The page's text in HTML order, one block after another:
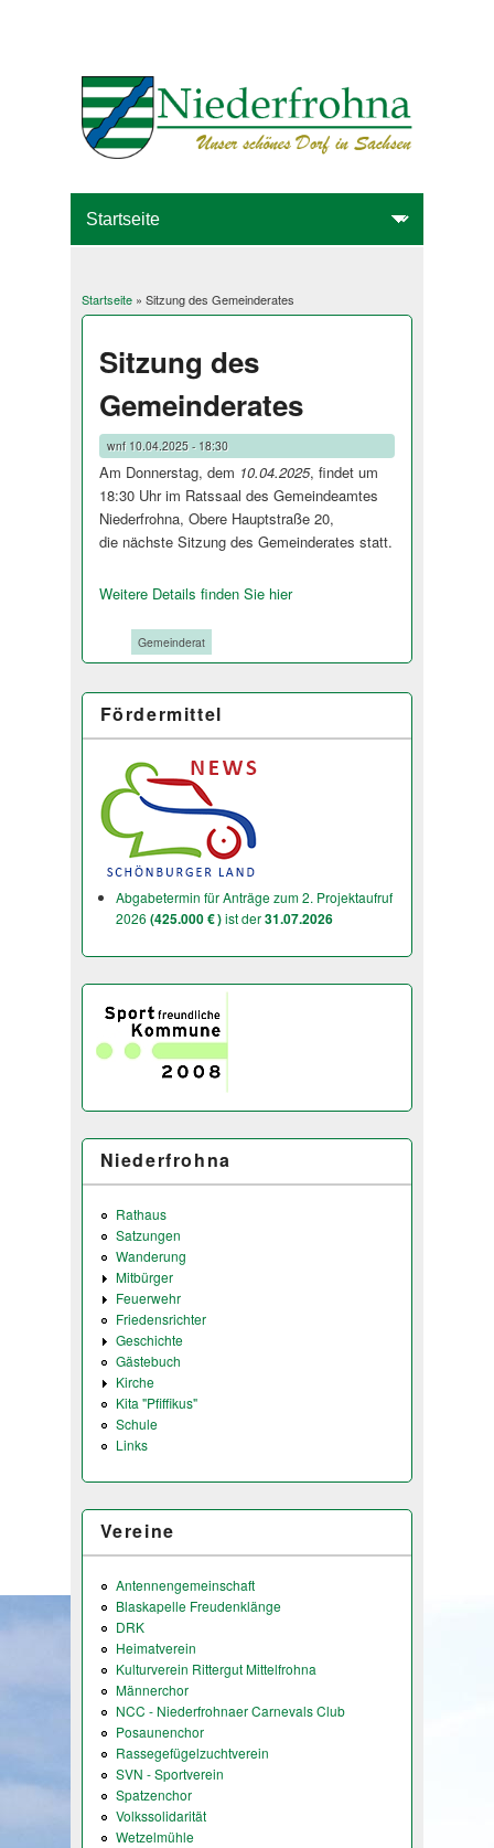
Sie sind hier
Startseite» Sitzung des Gemeinderates
Sitzung des
Gemeinderates
wnf10.04.2025 - 18:30
Am Donnerstag, dem 10.04.2025, findet um
18:30 Uhr im Ratssaal des Gemeindeamtes
Niederfrohna, Obere Hauptstraße 20,
die nächste Sitzung des Gemeinderates stat­t.
Weitere Details finden Sie hier
Gemeinderat
Fördermittel
Abgabetermin für Anträge zum 2. Projektaufruf
2026 (425.000 € )ist der31.07.2026
Niederfrohna
Rathaus
Satzungen
Wanderung
Mitbürger
Feuerwehr
Friedensrichter
Geschichte
Gästebuch
Kirche
Kita "Pfiffikus"
Schule
Links
Vereine
Antennengemeinschaft
Blaskapelle Freudenklänge
DRK
Heimatverein
Kulturverein Rittergut Mittelfrohna
Männerchor
NCC - Niederfrohnaer Carnevals Club
Posaunenchor
Rassegefügelzuchtverein
SVN - Sportverein
Spatzenchor
Volkssolidarität
Wetzelmühle